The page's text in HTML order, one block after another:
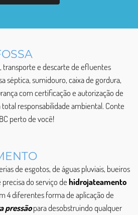
transporte e descarte de efluentes
séptica, sumidouro, caixa de gordura,
com certificação e autorização de
responsabilidade ambiental. Conte
perto de você!
de esgotos, de águas pluviais, bueiros
do serviço dehidrojateamento
4 diferentes forma de aplicação de
pressãopara desobstruindo qualquer